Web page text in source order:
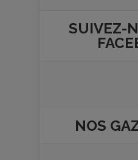
SUIVEZ-
NOS